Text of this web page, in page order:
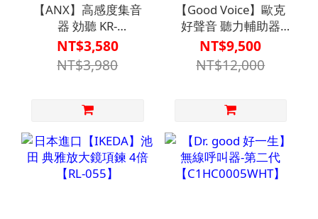
【ANX】高感度集音
器 効聽 KR-
77【H1HA1219BLK0000】
輕微聽損適用
NT$3,580
NT$3,980
【Good Voice】歐克
好聲音 聽力輔助器
GV-
SA01【
NT$9,500
NT$12,000